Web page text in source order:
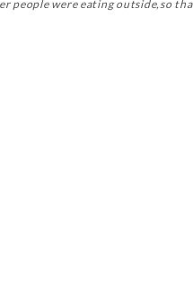
people were eating outside,so